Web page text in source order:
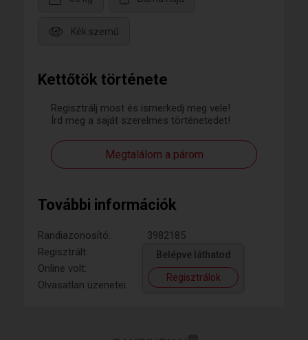
Kettőtök története
Regisztrálj most és ismerkedj meg vele!
Írd meg a saját szerelmes történetedet!
Megtalálom a párom
További információk
Randiazonosító:
3982185
Regisztrált:
Online volt:
Olvasatlan üzenetei:
Belépve láthatod
Regisztrálok
Kék szemű